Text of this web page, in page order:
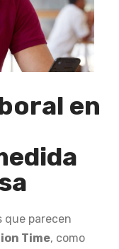
en
que parecen
Time, como